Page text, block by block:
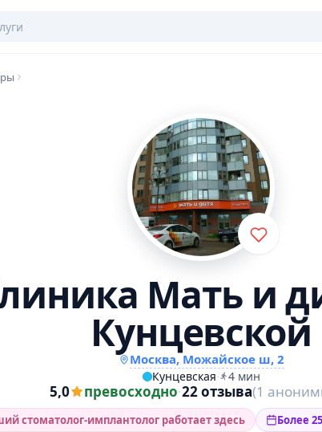
Мать и
Кунцевской
Москва, Можайское ш, 2
Кунцевская· 4 мин
5,0 превосходно·22 отзыва(1
стоматолог-имплантолог работает здесь Более